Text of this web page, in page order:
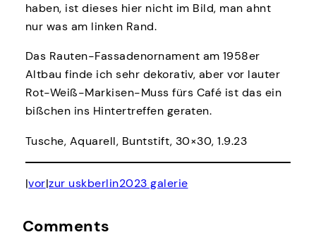
haben, ist dieses hier nicht im Bild, man ahnt
nur was am linken Rand.
Das Rauten-Fassadenornament am 1958er
Altbau finde ich sehr dekorativ, aber vor lauter
Rot-Weiß-Markisen-Muss fürs Café ist das ein
bißchen ins Hintertreffen geraten.
Tusche, Aquarell, Buntstift, 30×30, 1.9.23
|vor|zur uskberlin2023 galerie
Comments